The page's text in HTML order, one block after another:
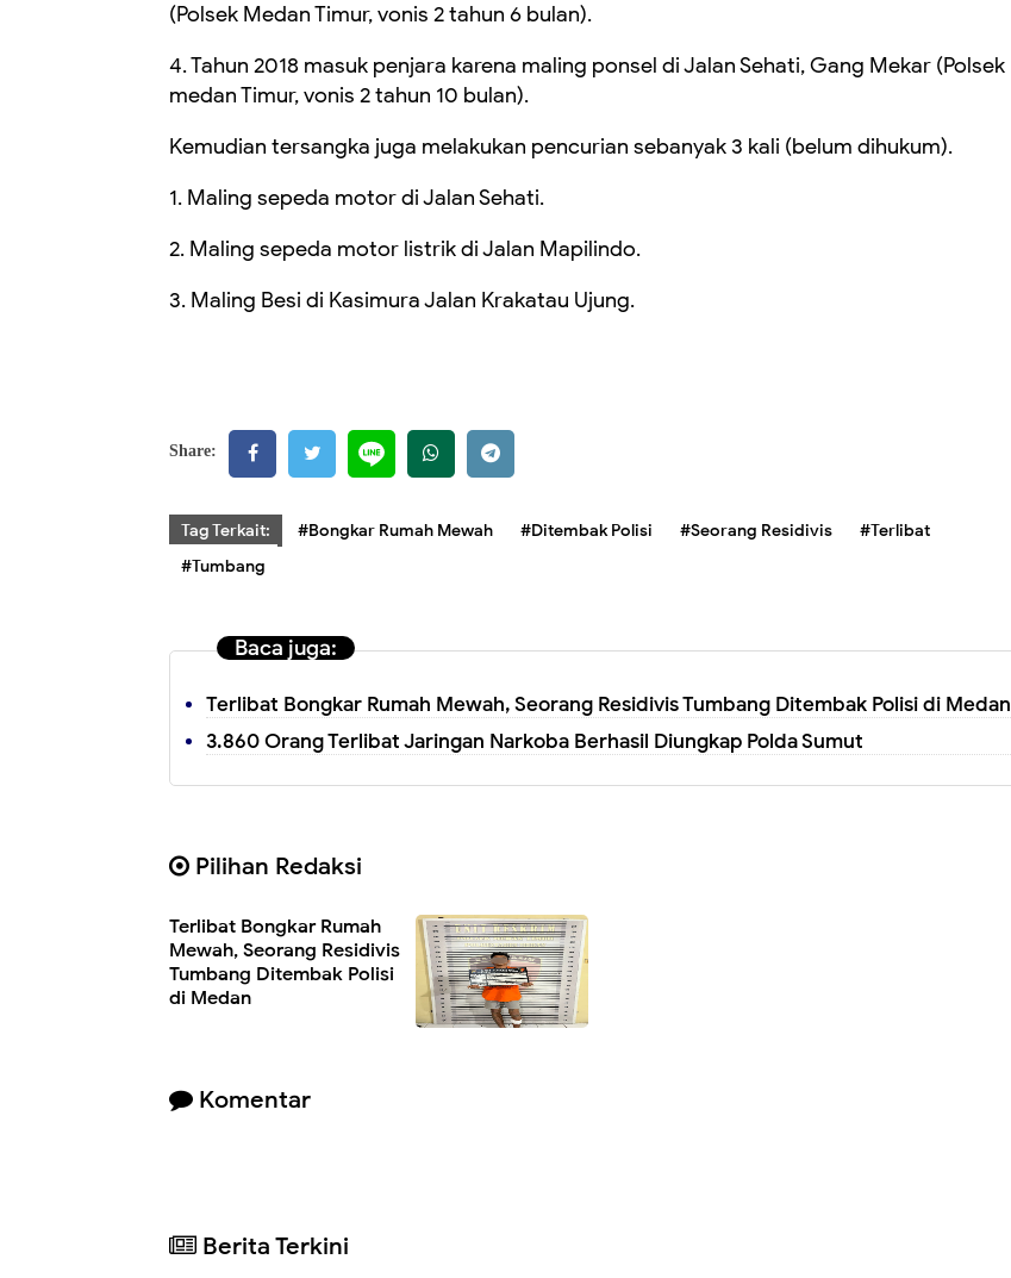
(Polsek Medan Timur, vonis 2 tahun 6 bulan).
4. Tahun 2018 masuk penjara karena maling ponsel di Jalan Sehati, Gang Mekar (Polsek
medan Timur, vonis 2 tahun 10 bulan).
Kemudian tersangka juga melakukan pencurian sebanyak 3 kali (belum dihukum).
1. Maling sepeda motor di Jalan Sehati.
2. Maling sepeda motor listrik di Jalan Mapilindo.
3. Maling Besi di Kasimura Jalan Krakatau Ujung.
Share:
Tag Terkait: #Bongkar Rumah Mewah #Ditembak Polisi #Seorang Residivis
#Terlibat
#Tumbang
Baca juga:
Terlibat Bongkar Rumah Mewah, Seorang Residivis Tumbang Ditembak Polisi di Medan
3.860 Orang Terlibat Jaringan Narkoba Berhasil Diungkap Polda Sumut
Pilihan Redaksi
Terlibat Bongkar Rumah
Mewah, Seorang Residivis
Tumbang Ditembak Polisi
di Medan
Komentar
Berita Terkini